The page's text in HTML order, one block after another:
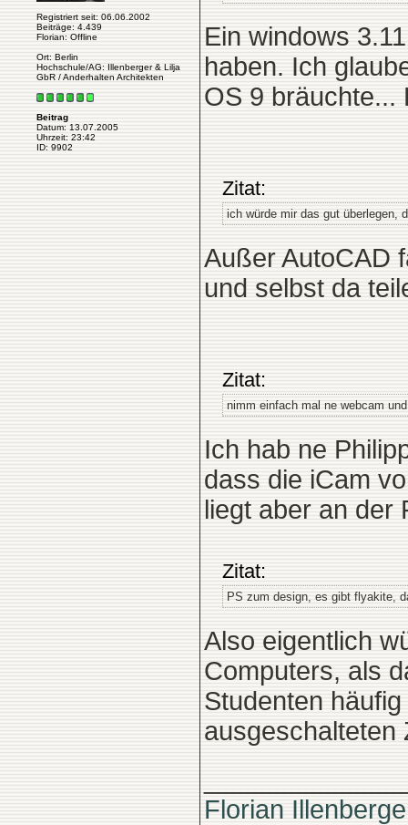
Registriert seit: 06.06.2002
Beiträge: 4.439
Florian: Offline
Ort: Berlin
Hochschule/AG: Illenberger & Lilja
GbR / Anderhalten Architekten
Beitrag
Datum: 13.07.2005
Uhrzeit: 23:42
ID: 9902
Ein windows
haben. Ich
OS 9 bräuchte...
Zitat:
ich würde mir das gut überlegen,
Außer AutoCAD
und selbst da
Zitat:
nimm einfach mal ne webcam
Ich hab ne
dass die iCam
liegt aber an der
Zitat:
PS zum design, es gibt flyakite,
Also eigentlich
Computers, als
Studenten
ausgeschalteten
Florian